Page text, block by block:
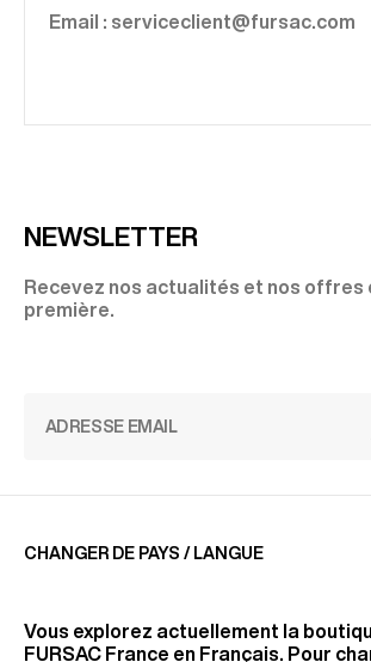
Email : serviceclient@fursac.com
NEWSLETTER
Recevez nos actualités et nos offres
première.
LA MAISON
CHANGER DE PAYS / LANGUE
Vous explorez actuellement la
FURSAC France en Français. Pour